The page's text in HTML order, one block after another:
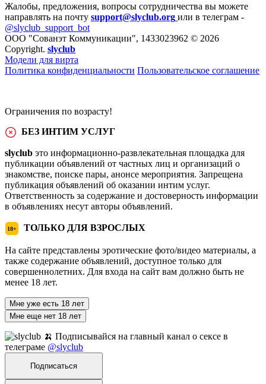
Жалобы, предложения, вопросы сотрудничества вы можете
направлять на почту support@slyclub.org или в телеграм -
@slyclub_support_bot
ООО "Сованэт Коммуникации", 1433023962 © 2026
Copyright. slyclub
Модели для вирта
Политика конфиденциальности Пользовательское соглашение
Ограничения по возрасту!
БЕЗ ИНТИМ УСЛУГ
slyclub это информационно-развлекательная площадка для
публикации объявлений от частных лиц и организаций о
знакомстве, поиске пары, анонсе мероприятия. Запрещена
публикация объявлений об оказании интим услуг.
Ответственность за содержание и достоверность информации
в объявлениях несут авторы объявлений.
18+ ТОЛЬКО ДЛЯ ВЗРОСЛЫХ
На сайте представлены эротические фото/видео материалы, а
также содержание объявлений, доступное только для
совершеннолетних. Для входа на сайт вам должно быть не
менее 18 лет.
Мне уже есть 18 лет
Мне еще нет 18 лет
🍌 Подписывайся на главный канал о сексе в
телеграме @slyclub
Подписаться